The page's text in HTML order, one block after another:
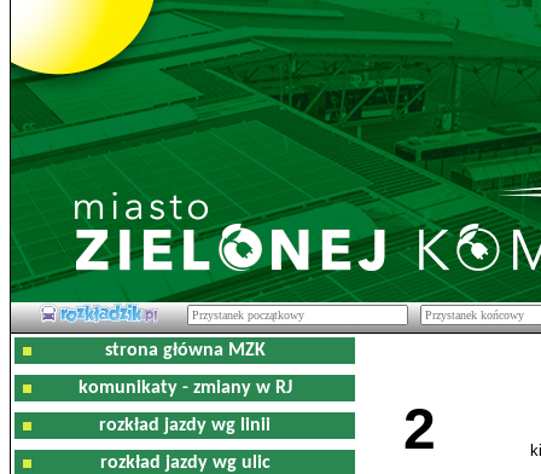
strona główna MZK
komunikaty - zmiany w RJ
rozkład jazdy wg linii
rozkład jazdy wg ulic
2